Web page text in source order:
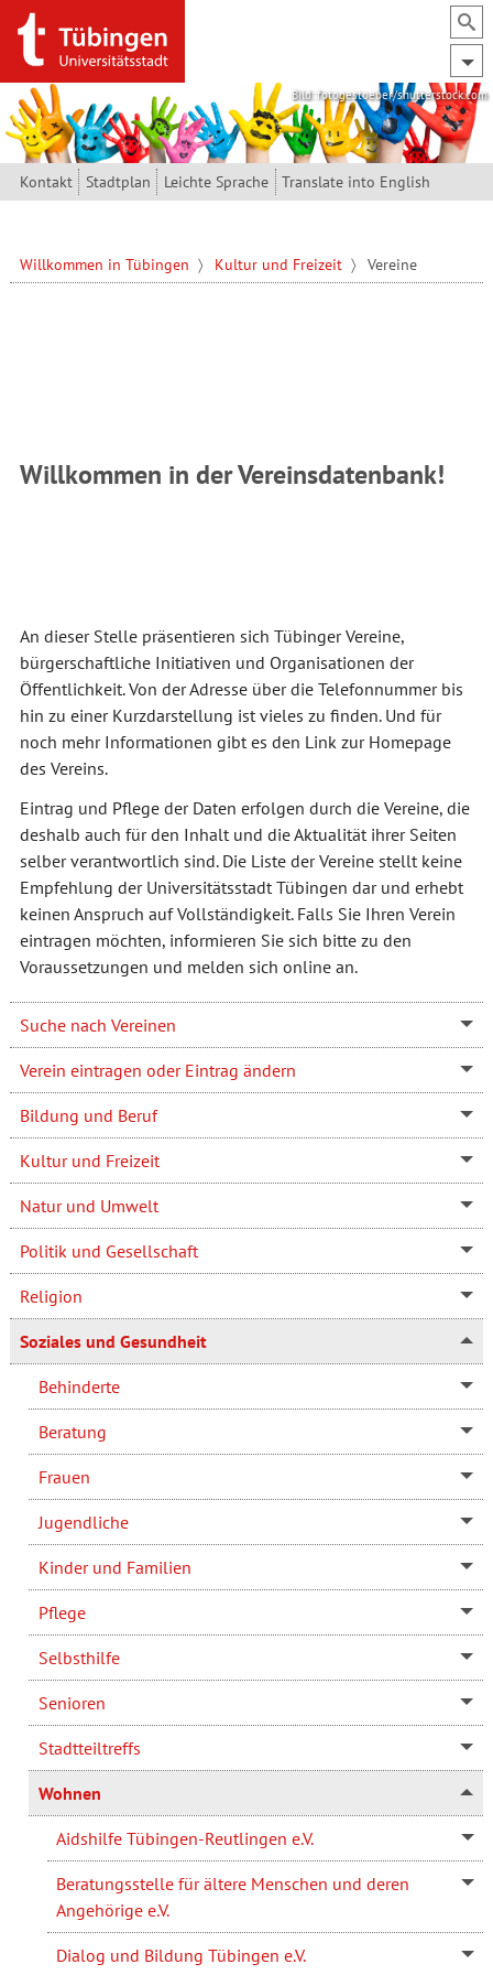
Direkt zum Inhalt
Bild: fotogestoeber/shutterstock.com
Kontakt Stadtplan Leichte Sprache Translate into English
Willkommen in Tübingen Kultur und Freizeit Vereine
Willkommen in der Vereinsdatenbank!
An dieser Stelle präsentieren sich Tübinger Vereine,
bürgerschaftliche Initiativen und Organisationen der
Öffentlichkeit. Von der Adresse über die Telefonnummer bis
hin zu einer Kurzdarstellung ist vieles zu finden. Und für
noch mehr Informationen gibt es den Link zur Homepage
des Vereins.
Eintrag und Pflege der Daten erfolgen durch die Vereine, die
deshalb auch für den Inhalt und die Aktualität ihrer Seiten
selber verantwortlich sind. Die Liste der Vereine stellt keine
Empfehlung der Universitätsstadt Tübingen dar und erhebt
keinen Anspruch auf Vollständigkeit. Falls Sie Ihren Verein
eintragen möchten, informieren Sie sich bitte zu den
Voraussetzungen und melden sich online an.
Suche nach Vereinen
Verein eintragen oder Eintrag ändern
Bildung und Beruf
Kultur und Freizeit
Natur und Umwelt
Politik und Gesellschaft
Religion
Soziales und Gesundheit
Behinderte
Beratung
Frauen
Jugendliche
Kinder und Familien
Pflege
Selbsthilfe
Senioren
Stadtteiltreffs
Wohnen
Aidshilfe Tübingen-Reutlingen e.V.
Beratungsstelle für ältere Menschen und deren
Angehörige e.V.
Dialog und Bildung Tübingen e.V.